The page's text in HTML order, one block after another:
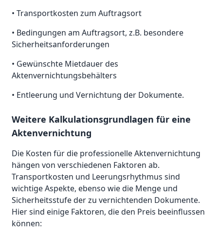
• Transportkosten zum Auftragsort
• Bedingungen am Auftragsort, z.B. besondere
Sicherheitsanforderungen
• Gewünschte Mietdauer des
Aktenvernichtungsbehälters
• Entleerung und Vernichtung der Dokumente.
Weitere Kalkulationsgrundlagen für eine
Aktenvernichtung
Die Kosten für die professionelle Aktenvernichtung
hängen von verschiedenen Faktoren ab.
Transportkosten und Leerungsrhythmus sind
wichtige Aspekte, ebenso wie die Menge und
Sicherheitsstufe der zu vernichtenden Dokumente.
Hier sind einige Faktoren, die den Preis beeinflussen
können: